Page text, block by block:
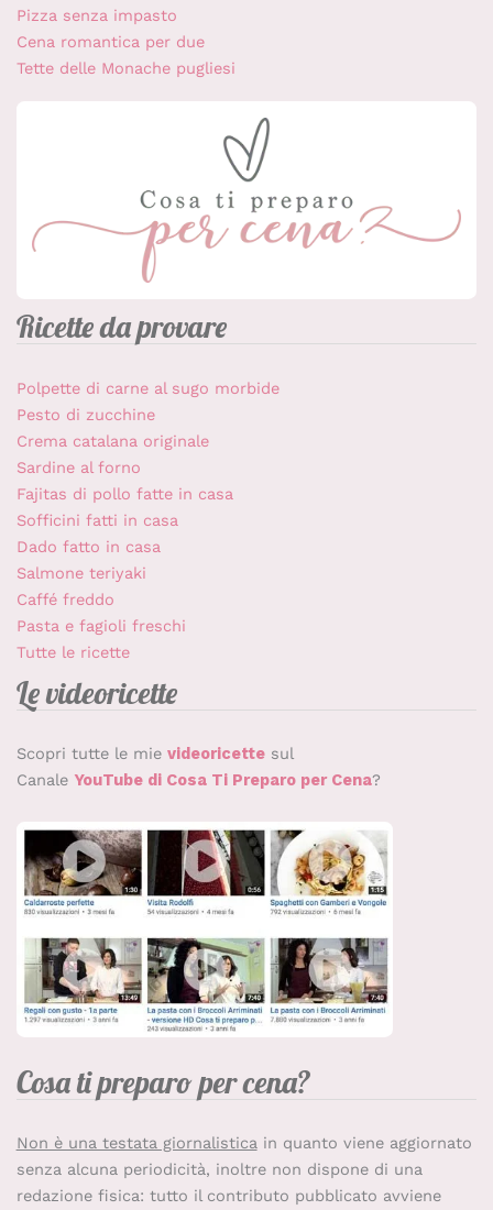
Pizza senza impasto
Cena romantica per due
Tette delle Monache pugliesi
Ricette da provare
Polpette di carne al sugo morbide
Pesto di zucchine
Crema catalana originale
Sardine al forno
Fajitas di pollo fatte in casa
Sofficini fatti in casa
Dado fatto in casa
Salmone teriyaki
Caffé freddo
Pasta e fagioli freschi
Tutte le ricette
Le videoricette
Scopri tutte le mie videoricettesul
Canale YouTube di Cosa Ti Preparo per Cena?
Cosa ti preparo per cena?
Non è una testata giornalisticain quanto viene aggiornato
senza alcuna periodicità, inoltre non dispone di una
redazione fisica: tutto il contributo pubblicato avviene